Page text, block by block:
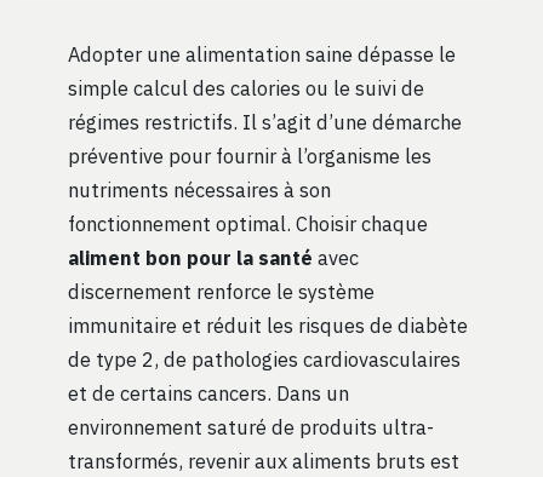
Adopter une alimentation saine dépasse le
simple calcul des calories ou le suivi de
régimes restrictifs. Il s’agit d’une démarche
préventive pour fournir à l’organisme les
nutriments nécessaires à son
fonctionnement optimal. Choisir chaque
aliment bon pour la santé avec
discernement renforce le système
immunitaire et réduit les risques de diabète
de type 2, de pathologies cardiovasculaires
et de certains cancers. Dans un
environnement saturé de produits ultra-
transformés, revenir aux aliments bruts est